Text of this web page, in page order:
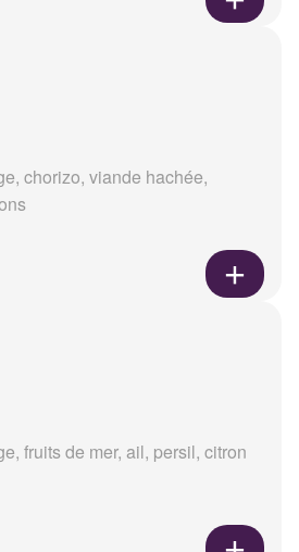
chorizo, viande hachée,
fruits de mer, ail, persil, citron